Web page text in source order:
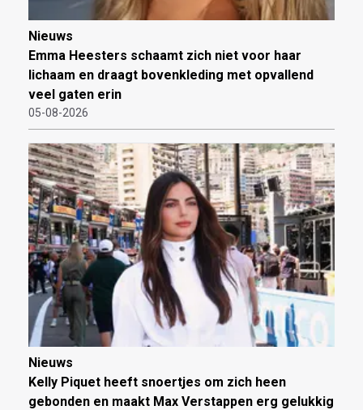
Nieuws
Emma Heesters schaamt zich niet voor haar
lichaam en draagt bovenkleding met opvallend
veel gaten erin
05-08-2026
Nieuws
Kelly Piquet heeft snoertjes om zich heen
gebonden en maakt Max Verstappen erg gelukkig